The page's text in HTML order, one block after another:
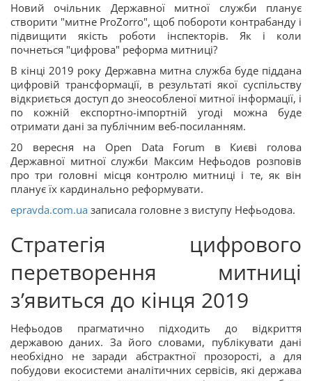
Новий очільник Державної митної служби планує
створити "митне ProZorro", щоб побороти контрабанду і
підвищити якість роботи інспекторів. Як і коли
почнеться "цифрова" реформа митниці?
В кінці 2019 року Державна митна служба буде піддана
цифровій трансформації, в результаті якої суспільству
відкриється доступ до знеособленої митної інформації, і
по кожній експортно-імпортній угоді можна буде
отримати дані за публічним веб-посиланням.
20 вересня на Open Data Forum в Києві голова
Державної митної служби Максим Нефьодов розповів
про три головні місця контролю митниці і те, як він
планує їх кардинально реформувати.
epravda.com.ua записала головне з виступу Нефьодова.
Стратегія цифрового
перетворення митниці
з’явиться до кінця 2019
Нефьодов прагматично підходить до відкриття
державою даних. За його словами, публікувати дані
необхідно не заради абстрактної прозорості, а для
побудови екосистеми аналітичних сервісів, які держава